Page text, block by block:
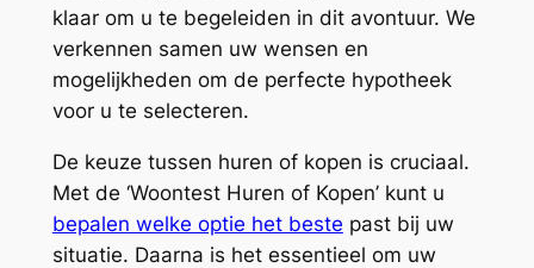
klaar om u te begeleiden in dit avontuur. We
verkennen samen uw wensen en
mogelijkheden om de perfecte hypotheek
voor u te selecteren.
De keuze tussen huren of kopen is cruciaal.
Met de ‘Woontest Huren of Kopen’ kunt u
bepalen welke optie het beste past bij uw
situatie. Daarna is het essentieel om uw